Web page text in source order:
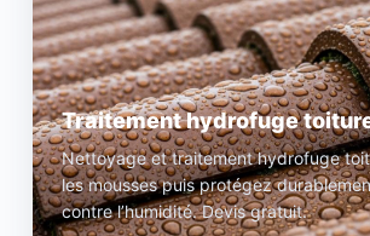
Traitement hydrofuge
Nettoyage et traitement hydrofuge
les mousses puis protégez
contre l’humidité. Devis gratuit.